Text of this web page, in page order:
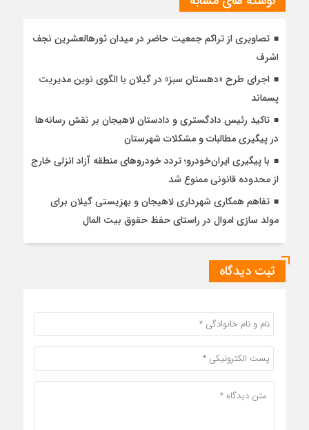
تصاویری از تراکم جمعیت حاضر در میدان ثورهالعشرین نجف
اشرف
اجرای طرح «دهستان سبز» در گیلان با الگوی نوین مدیریت
پسماند
تاکید رئیس دادگستری و دادستان لاهیجان بر نقش رسانه‌ها
در پیگیری مطالبات و مشکلات شهرستان
با پیگیری ایران‌خودرو؛ تردد خودروهای منطقه آزاد انزلی خارج
از محدوده قانونی ممنوع شد
تفاهم همکاری شهرداری لاهیجان و بهزیستی گیلان برای
مولد سازی اموال در راستای حفظ حقوق بیت المال
ثبت دیدگاه